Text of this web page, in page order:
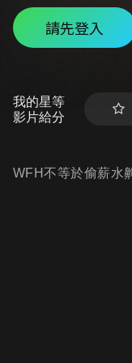
請先登入
我的星等
影片給分
WFH不等於偷薪水